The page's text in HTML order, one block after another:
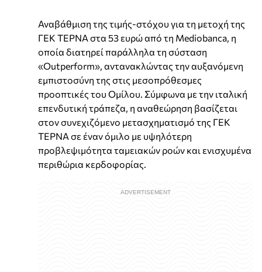
Αναβάθμιση της τιμής-στόχου για τη μετοχή της
ΓΕΚ ΤΕΡΝΑ στα 53 ευρώ από τη Mediobanca, η
οποία διατηρεί παράλληλα τη σύσταση
«Outperform», αντανακλώντας την αυξανόμενη
εμπιστοσύνη της στις μεσοπρόθεσμες
προοπτικές του Ομίλου. Σύμφωνα με την ιταλική
επενδυτική τράπεζα, η αναθεώρηση βασίζεται
στον συνεχιζόμενο μετασχηματισμό της ΓΕΚ
ΤΕΡΝΑ σε έναν όμιλο με υψηλότερη
προβλεψιμότητα ταμειακών ροών και ενισχυμένα
περιθώρια κερδοφορίας.